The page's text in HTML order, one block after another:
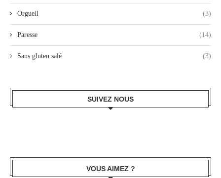
Orgueil (3)
Paresse (14)
Sans gluten salé (3)
SUIVEZ NOUS
VOUS AIMEZ ?